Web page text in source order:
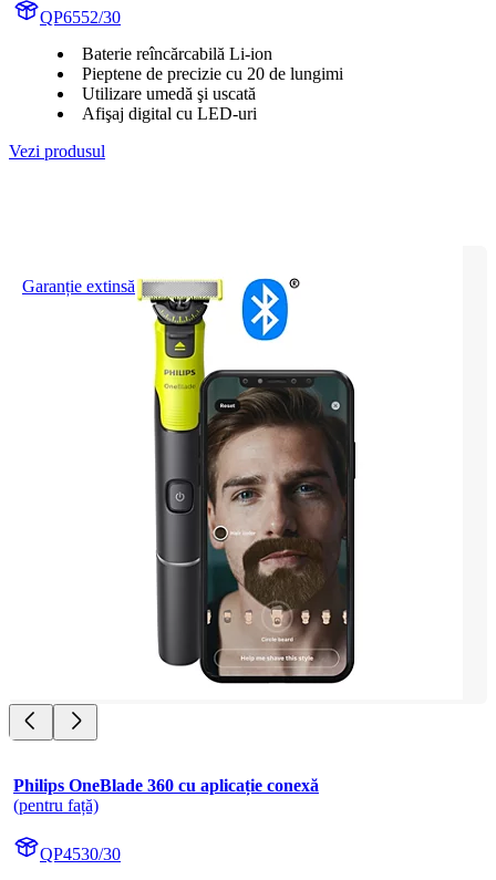
QP6552/30
Baterie reîncărcabilă Li-ion
Pieptene de precizie cu 20 de lungimi
Utilizare umedă şi uscată
Afişaj digital cu LED-uri
Vezi produsul
Garanție extinsă
Philips OneBlade 360 cu aplicație conexă
(pentru față)
QP4530/30